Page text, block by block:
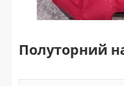
Полуторний